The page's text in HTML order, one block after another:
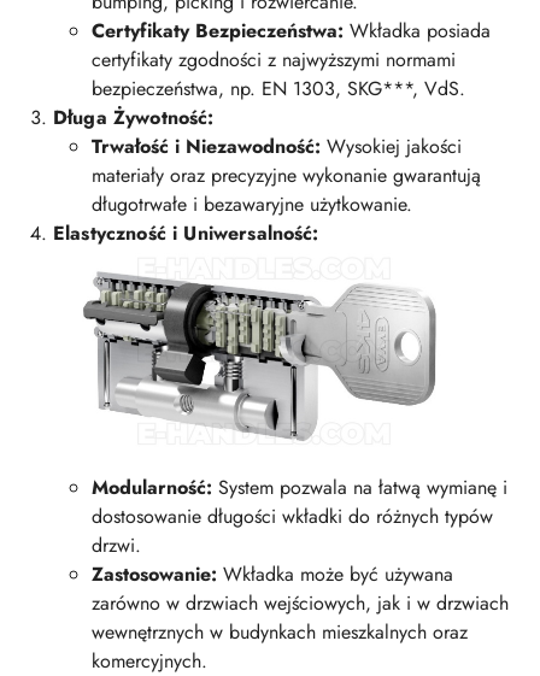
Certyfikaty Bezpieczeństwa: Wkładka posiada
certyfikaty zgodności z najwyższymi normami
bezpieczeństwa, np. EN 1303, SKG***, VdS.
Długa Żywotność:
Trwałość i Niezawodność: Wysokiej jakości
materiały oraz precyzyjne wykonanie gwarantują
długotrwałe i bezawaryjne użytkowanie.
Elastyczność i Uniwersalność:
Modularność: System pozwala na łatwą wymianę i
dostosowanie długości wkładki do różnych typów
drzwi.
Zastosowanie: Wkładka może być używana
zarówno w drzwiach wejściowych, jak i w drzwiach
wewnętrznych w budynkach mieszkalnych oraz
komercyjnych.